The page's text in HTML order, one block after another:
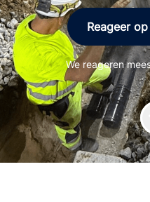
Reageer
We reageren